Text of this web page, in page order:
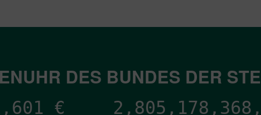
DES BUNDES DER
€